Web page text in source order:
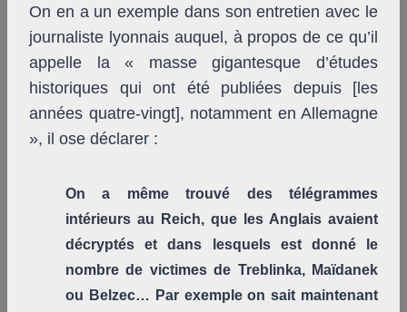
On en a un exemple dans son entretien avec le
journaliste lyonnais auquel, à propos de ce qu’il
appelle la « masse gigantesque d’études
historiques qui ont été publiées depuis [les
années quatre-vingt], notamment en Allemagne
», il ose déclarer :
On a même trouvé des télégrammes
intérieurs au Reich, que les Anglais avaient
décryptés et dans lesquels est donné le
nombre de victimes de Treblinka, Maïdanek
ou Belzec… Par exemple on sait maintenant